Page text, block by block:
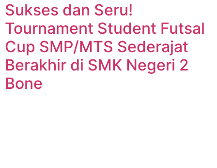
Sukses dan Seru!
Tournament Student Futsal
Cup SMP/MTS Sederajat
Berakhir di SMK Negeri 2
Bone